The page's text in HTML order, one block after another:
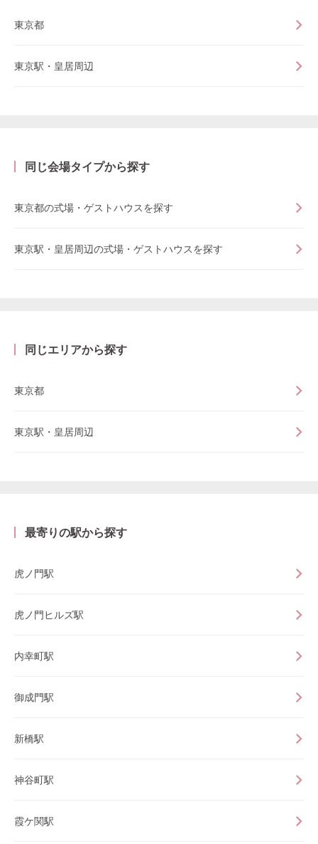
東京都
東京駅・皇居周辺
同じ会場タイプから探す
東京都の式場・ゲストハウスを探す
東京駅・皇居周辺の式場・ゲストハウスを探す
同じエリアから探す
東京都
東京駅・皇居周辺
最寄りの駅から探す
虎ノ門駅
虎ノ門ヒルズ駅
内幸町駅
御成門駅
新橋駅
神谷町駅
霞ケ関駅